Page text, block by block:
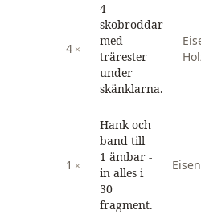
4
4
skobroddar
med
trärester
under
skänklarna.
1
Hank och
band till
1 ämbar -
in alles i
30
fragment.
Eisen